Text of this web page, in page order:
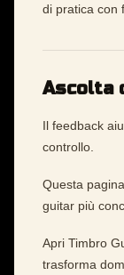
di pratica con
Ascolta
Il feedback
controllo.
Questa
guitar più
Apri Timbro
trasforma